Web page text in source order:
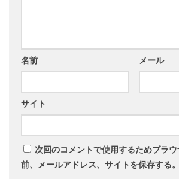
名前 メール
サイト
次回のコメントで使用するためブラ
前、メールアドレス、サイトを保存する。